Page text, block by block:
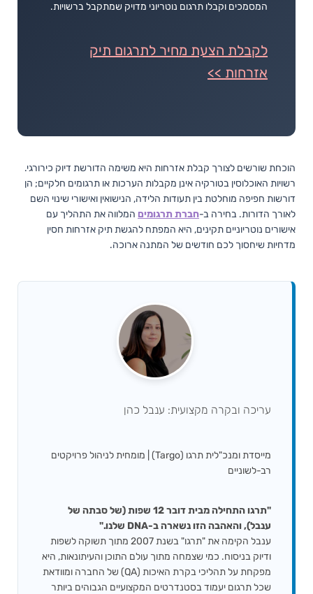
המסמכים וקבלו תרגום נוטריוני מדויק שמתקבל ברשויות.
לקבלת הצעת מחיר לתרגום תיק
אזרחות >>
הוכחת שורשים לצורך קבלת אזרחות היא משימה הדורשת דיוק כירורגי.
רשויות האוכלוסין בטורקיה אינן מקבלות הערכות או תרגומים חלקיים; הן
דורשות חפיפה מוחלטת בין תעודות הלידה, הנישואין ואישורי שינוי השם
לאורך הדורות. בחירה ב-חברת תרגומים המלווה את התהליך עם
אישורים נוטריוניים תקינים, היא המפתח להגשת תיק אזרחות חסין
מדחיות שיחסוך לכם חודשים של המתנה ארוכה.
עריכה ובקרה מקצועית: ענבל כהן
מייסדת ומנכ"לית תרגו (Targo) | מומחית לניהול פרויקטים
רב-לשוניים
"תרגו התחילה מבית דובר 12 שפות (של סבתה של
ענבל), והאהבה הזו נשארה ב-DNA שלנו."
ענבל הקימה את "תרגו" בשנת 2007 מתוך תשוקה לשפות
ודיוק בניסוח. כמי שצמחה מתוך עולם התוכן והעיתונאות, היא
מפקחת על תהליכי בקרת האיכות (QA) של החברה ומוודאת
שכל תרגום יעמוד בסטנדרטים המקצועיים הגבוהים ביותר